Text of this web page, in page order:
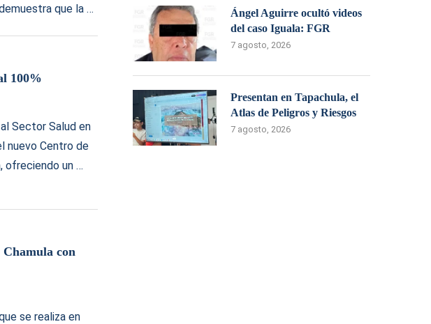
que la …
100%
Sector Salud en
nuevo Centro de
ofreciendo un …
con
se realiza en
Ángel Aguirre ocultó videos
del caso Iguala: FGR
7 agosto, 2026
Presentan en Tapachula, el
Atlas de Peligros y Riesgos
7 agosto, 2026